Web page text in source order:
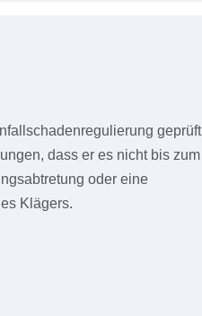
geprüft
dass er es nicht bis zum
oder eine
Klägers.